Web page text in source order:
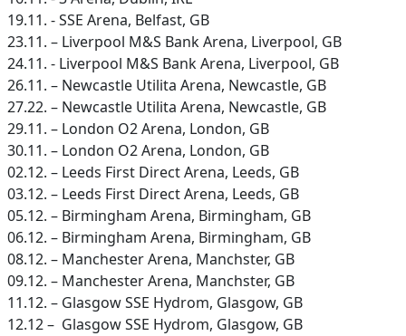
19.11. - SSE Arena, Belfast, GB
23.11. – Liverpool M&S Bank Arena, Liverpool, GB
24.11. - Liverpool M&S Bank Arena, Liverpool, GB
26.11. – Newcastle Utilita Arena, Newcastle, GB
27.22. – Newcastle Utilita Arena, Newcastle, GB
29.11. – London O2 Arena, London, GB
30.11. – London O2 Arena, London, GB
02.12. – Leeds First Direct Arena, Leeds, GB
03.12. – Leeds First Direct Arena, Leeds, GB
05.12. – Birmingham Arena, Birmingham, GB
06.12. – Birmingham Arena, Birmingham, GB
08.12. – Manchester Arena, Manchster, GB
09.12. – Manchester Arena, Manchster, GB
11.12. – Glasgow SSE Hydrom, Glasgow, GB
12.12 – Glasgow SSE Hydrom, Glasgow, GB